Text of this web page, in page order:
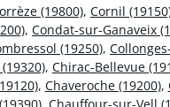
(19800), Cornil
, Condat-sur-Ganaveix
(19250),
, Chirac-Bellevue
, Chaveroche (19200),
, Chauffour-sur-Vell